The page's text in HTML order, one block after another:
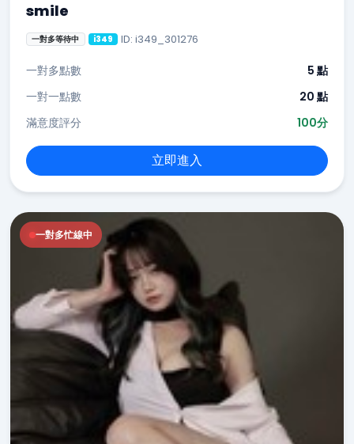
smile
一對多等待中 i349 ID: i349_301276
一對多點數
5 點
一對一點數
20 點
滿意度評分
100分
立即進入
一對多忙線中